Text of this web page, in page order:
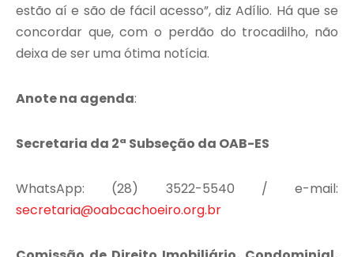
estão aí e são de fácil acesso”, diz Adílio. Há que se
concordar que, com o perdão do trocadilho, não
deixa de ser uma ótima notícia.
Anote na agenda:
Secretaria da 2ª Subseção da OAB-ES
WhatsApp: (28) 3522-5540 / e-mail:
secretaria@oabcachoeiro.org.br